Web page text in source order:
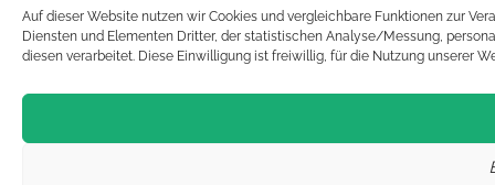
Auf dieser Website nutzen wir Cookies und vergleichbare Funktionen zur
Diensten und Elementen Dritter, der statistischen Analyse/Messung,
diesen verarbeitet. Diese Einwilligung ist freiwillig, für die Nutzung unserer